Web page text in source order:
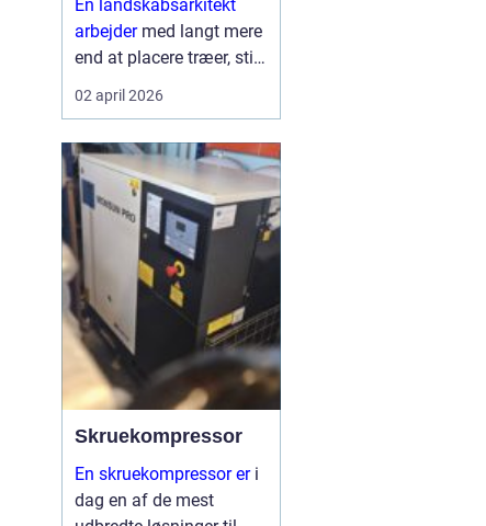
En landskabsarkitekt
arbejdermed langt mere
end at placere træer, stier
og bede. Faget handler
om at forme uderum, der
hverdagen, er smukke at
se på og er robuste o...
02 april 2026
Skruekompressor
En skruekompressor eri
dag en af de mest